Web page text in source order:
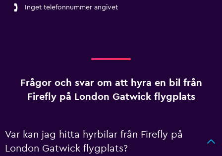
Inget telefonnummer angivet
Frågor och svar om att hyra en bil från
Firefly på London Gatwick flygplats
Var kan jag hitta hyrbilar från Firefly på
London Gatwick flygplats?